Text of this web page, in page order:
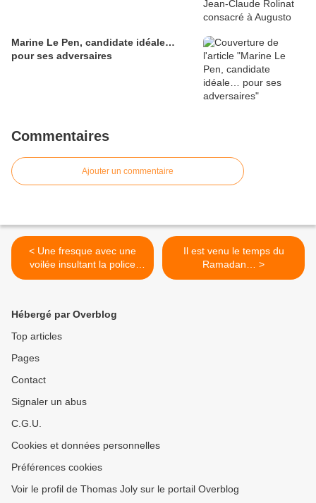
Marine Le Pen, candidate idéale…
pour ses adversaires
Commentaires
Ajouter un commentaire
< Une fresque avec une
voilée insultant la police
autorisée par la Maire de
Il est venu le temps du
Ramadan… >
Hébergé par Overblog
Top articles
Pages
Contact
Signaler un abus
C.G.U.
Cookies et données personnelles
Préférences cookies
Voir le profil de Thomas Joly sur le portail Overblog